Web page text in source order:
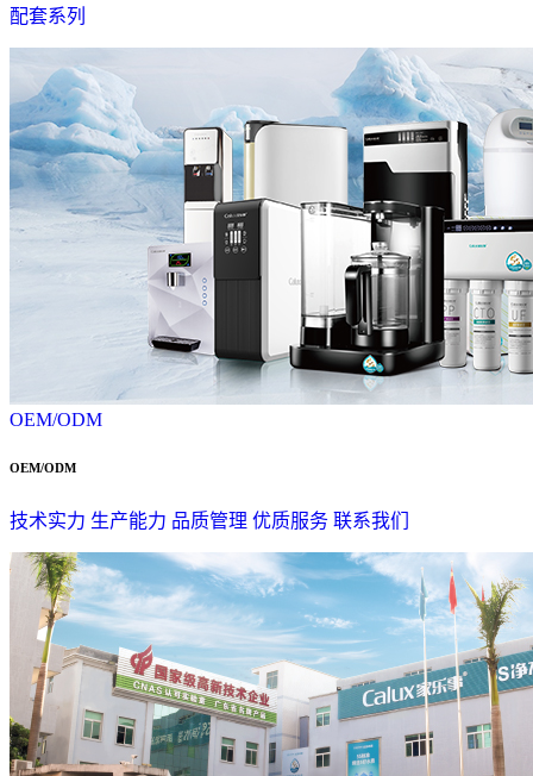
配套系列
OEM/ODM
OEM/ODM
技术实力 生产能力 品质管理 优质服务 联系我们